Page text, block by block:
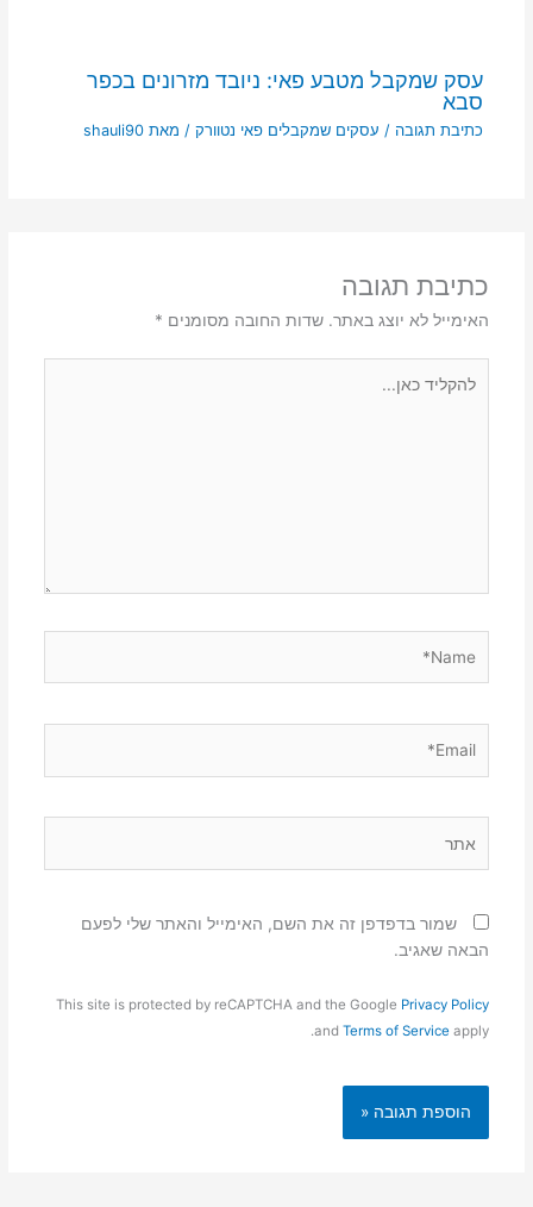
עסק שמקבל מטבע פאי: ניובד מזרונים בכפר
סבא
כתיבת תגובה / עסקים שמקבלים פאי נטוורק/ מאת shauli90
כתיבת תגובה
האימייל לא יוצג באתר. שדות החובה מסומנים *
כאן...
שמור בדפדפן זה את השם, האימייל והאתר שלי לפעם
הבאה שאגיב.
This site is protected by reCAPTCHA and the Google Privacy Policy
andTerms of Service apply.